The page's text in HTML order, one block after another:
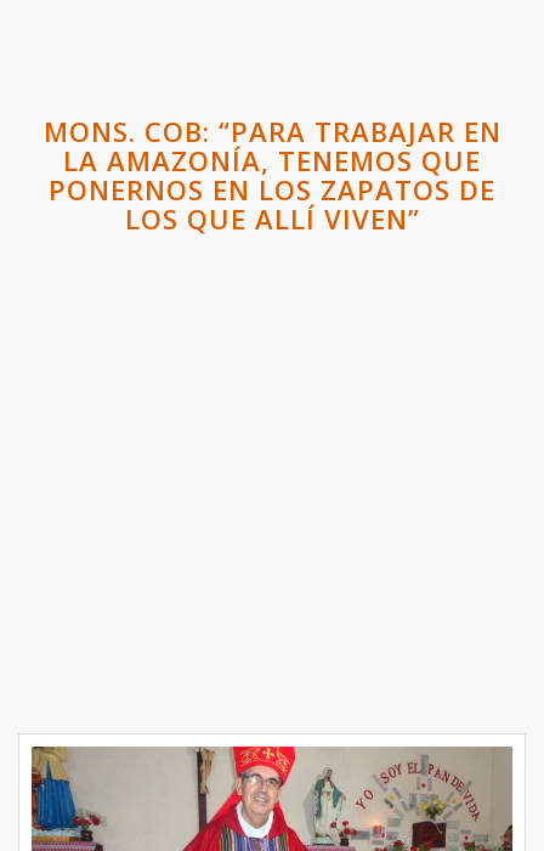
MONS. COB: “PARA TRABAJAR EN
LA AMAZONÍA, TENEMOS QUE
PONERNOS EN LOS ZAPATOS DE
LOS QUE ALLÍ VIVEN”